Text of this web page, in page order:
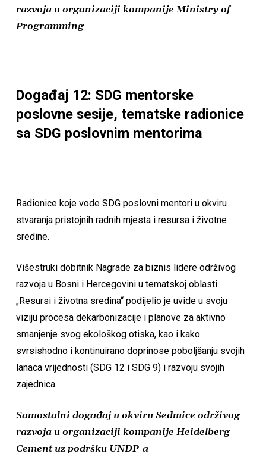
razvoja u organizaciji kompanije Ministry of
Programming
Događaj 12: SDG mentorske
poslovne sesije, tematske radionice
sa SDG poslovnim mentorima
Radionice koje vode SDG poslovni mentori u okviru
stvaranja pristojnih radnih mjesta i resursa i životne
sredine.
Višestruki dobitnik Nagrade za biznis lidere održivog
razvoja u Bosni i Hercegovini u tematskoj oblasti
„Resursi i životna sredina“ podijelio je uvide u svoju
viziju procesa dekarbonizacije i planove za aktivno
smanjenje svog ekološkog otiska, kao i kako
svrsishodno i kontinuirano doprinose poboljšanju svojih
lanaca vrijednosti (SDG 12 i SDG 9) i razvoju svojih
zajednica.
Samostalni događaj u okviru Sedmice održivog
razvoja u organizaciji kompanije Heidelberg
Cement uz podršku UNDP-a